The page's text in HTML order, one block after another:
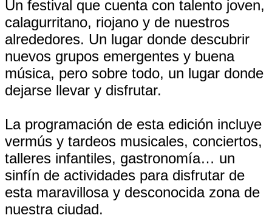
Un festival que cuenta con talento joven,
calagurritano, riojano y de nuestros
alrededores. Un lugar donde descubrir
nuevos grupos emergentes y buena
música, pero sobre todo, un lugar donde
dejarse llevar y disfrutar.
La programación de esta edición incluye
vermús y tardeos musicales, conciertos,
talleres infantiles, gastronomía… un
sinfín de actividades para disfrutar de
esta maravillosa y desconocida zona de
nuestra ciudad.